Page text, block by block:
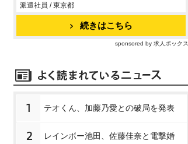
派遣社員 / 東京都
続きはこちら
sponsored by 求人ボックス
1 テオくん、加藤乃愛との破局を発表
2 レインボー池田、佐藤佳奈と電撃婚